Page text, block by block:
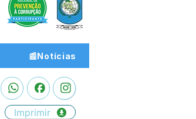
📰Notícias
Imprimir